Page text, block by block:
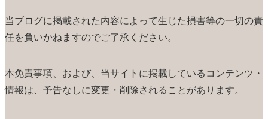
当ブログに掲載された内容によって生じた損害等の一切の責
任を負いかねますのでご了承ください。
本免責事項、および、当サイトに掲載しているコンテンツ・
情報は、予告なしに変更・削除されることがあります。